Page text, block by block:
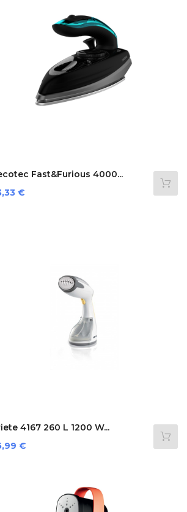
Fast&Furious 4000...
€
4167 260 L 1200 W...
€